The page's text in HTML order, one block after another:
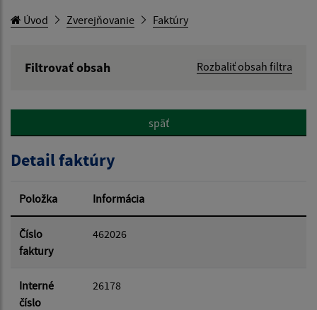
Úvod Zverejňovanie Faktúry
Filtrovať obsah
Rozbaliť obsah filtra
Hľadať v:
Dátum od:
Dátum do:
späť
Detail faktúry
Položka Informácia
Číslo
faktury
462026
Interné
číslo
26178